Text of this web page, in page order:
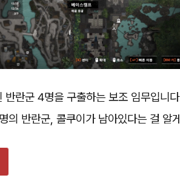
반란군 4명을 구출하는 보조 임무입니
의 반란군, 콜쿠이가 남아있다는 걸 알